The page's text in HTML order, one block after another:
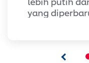
yang
tahan lama.